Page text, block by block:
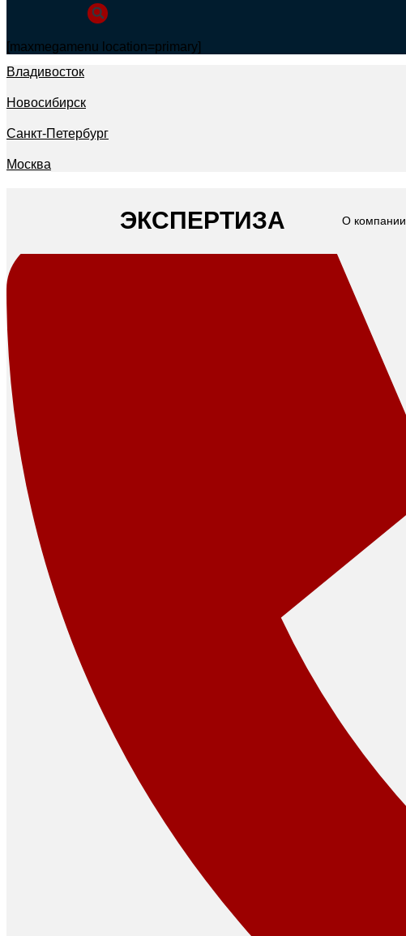
[maxmegamenu location=primary]
Владивосток
Новосибирск
Санкт-Петербург
Москва
ЭКСПЕРТИЗА О компании